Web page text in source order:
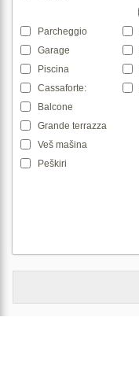
Parcheggio
Garage
Piscina
Cassaforte:
Balcone
Grande terrazza
Veš mašina
Peškiri